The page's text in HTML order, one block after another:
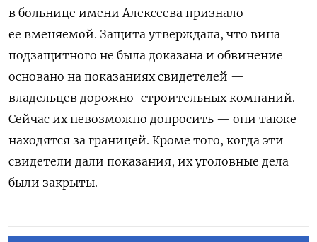
в больнице имени Алексеева признало
ее вменяемой. Защита утверждала, что вина
подзащитного не была доказана и обвинение
основано на показаниях свидетелей —
владельцев дорожно-строительных компаний.
Сейчас их невозможно допросить — они также
находятся за границей. Кроме того, когда эти
свидетели дали показания, их уголовные дела
были закрыты.